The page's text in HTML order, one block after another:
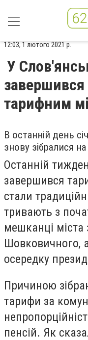
12:03, 1 лютого 2021 р.
У
тарифним
В останній день
знову зібралися
Останній
завершився
стали
тривають з
мешканці міста
Шовковичного,
осередку
Причиною
тарифи за
пенсій. Як